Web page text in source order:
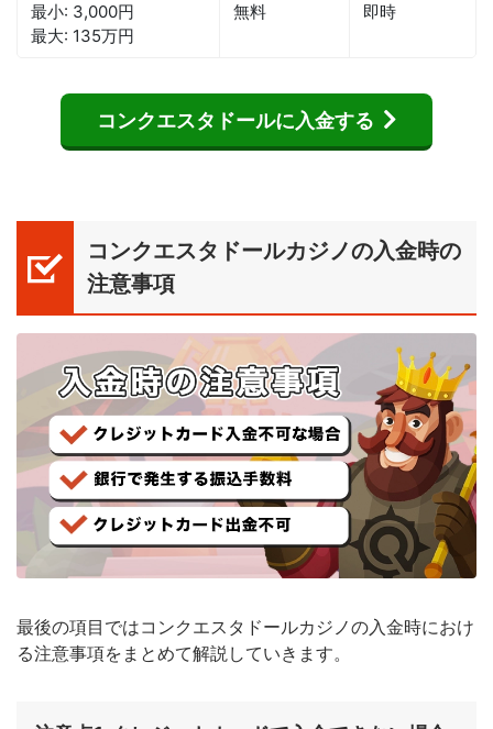
最小: 3,000円
最大: 135万円
無料
即時
コンクエスタドールに入金する
コンクエスタドールカジノの入金時の
注意事項
最後の項目ではコンクエスタドールカジノの入金時におけ
る注意事項をまとめて解説していきます。